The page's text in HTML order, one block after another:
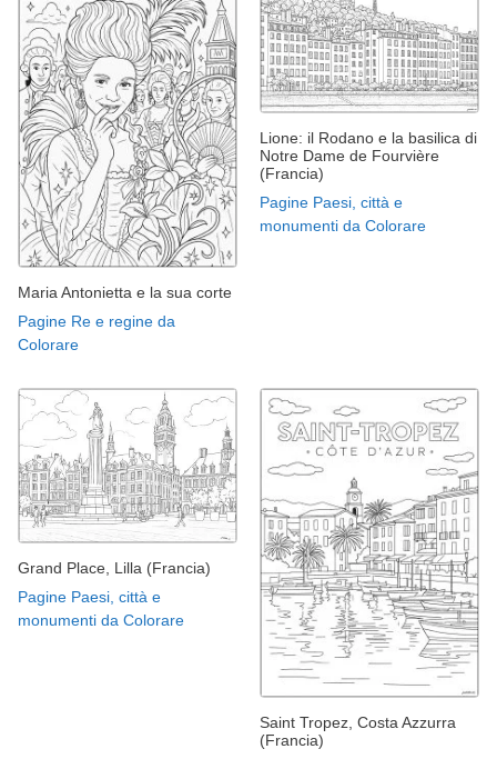
Maria Antonietta e la sua corte
Pagine Re e regine da
Colorare
Lione: il Rodano e la basilica di
Notre Dame de Fourvière
(Francia)
Pagine Paesi, città e
monumenti da Colorare
Grand Place, Lilla (Francia)
Pagine Paesi, città e
monumenti da Colorare
Saint Tropez, Costa Azzurra
(Francia)